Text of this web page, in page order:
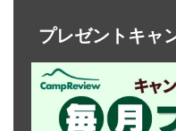
プレゼントキャ